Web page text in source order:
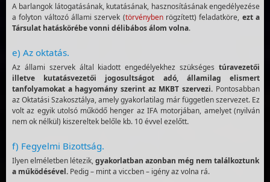
A barlangok látogatásának, kutatásának, hasznosításának engedélyezése
a folyton változó állami szervek (törvénybenrögzített) feladatköre, ezt a
Társulat hatáskörébe vonni délibábos álom volna.
e) Az oktatás.
Az állami szervek által kiadott engedélyekhez szükséges túravezetői
illetve kutatásvezetői jogosultságot adó, államilag elismert
tanfolyamokat a hagyomány szerint az MKBT szervezi. Pontosabban
az Oktatási Szakosztálya, amely gyakorlatilag már független szervezet. Ez
volt az egyik utolsó működő henger az IFA motorjában, amelyet (nyilván
nem ok nélkül) kiszereltek belőle kb. 10 évvel ezelőtt.
f) Fegyelmi Bizottság.
Ilyen elméletben létezik,gyakorlatban azonban még nem találkoztunk
a működésével. Pedig – mint a viccben – igény az volna rá.